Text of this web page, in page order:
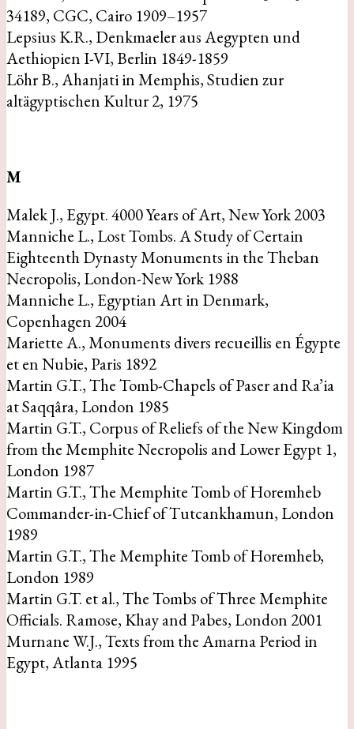
34189, CGC, Cairo 1909–1957
Lepsius K.R., Denkmaeler aus Aegypten und
Aethiopien I-VI, Berlin 1849-1859
Löhr B., Ahanjati in Memphis, Studien zur
altägyptischen Kultur 2, 1975
M
Malek J., Egypt. 4000 Years of Art, New York 2003
Manniche L., Lost Tombs. A Study of Certain
Eighteenth Dynasty Monuments in the Theban
Necropolis, London-New York 1988
Manniche L., Egyptian Art in Denmark,
Copenhagen 2004
Mariette A., Monuments divers recueillis en Égypte
et en Nubie, Paris 1892
Martin G.T., The Tomb-Chapels of Paser and Ra’ia
at Saqqâra, London 1985
Martin G.T., Corpus of Reliefs of the New Kingdom
from the Memphite Necropolis and Lower Egypt 1,
London 1987
Martin G.T., The Memphite Tomb of Horemheb
Commander-in-Chief of Tutcankhamun, London
1989
Martin G.T., The Memphite Tomb of Horemheb,
London 1989
Martin G.T. et al., The Tombs of Three Memphite
Officials. Ramose, Khay and Pabes, London 2001
Murnane W.J., Texts from the Amarna Period in
Egypt, Atlanta 1995